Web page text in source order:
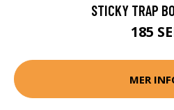
STICKY TRAP
185
MER